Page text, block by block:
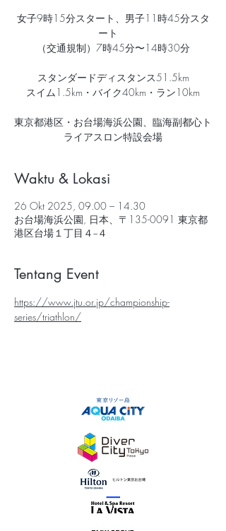
女子9時15分スタート、男子11時45分スタ
ート
（交通規制）7時45分〜14時30分
スタンダードディスタンス51.5km
スイム1.5km・バイク40km・ラン10km
東京都港区・お台場海浜公園、臨海副都心ト
ライアスロン特設会場
Waktu & Lokasi
26 Okt 2025, 09.00 – 14.30
お台場海浜公園, 日本、〒135-0091 東京都
港区台場１丁目４−４
Tentang Event
https://www.jtu.or.jp/championship-
series/triathlon/